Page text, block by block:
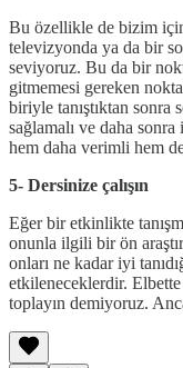
Bu özellikle de bizim
televizyonda ya da bir
seviyoruz. Bu da bir
gitmemesi gereken
biriyle tanıştıktan sonra
sağlamalı ve daha
hem daha verimli hem
5- Dersinize çalışın
Eğer bir etkinlikte
onunla ilgili bir ön
onları ne kadar iyi
etkileneceklerdir.
toplayın demiyoruz.